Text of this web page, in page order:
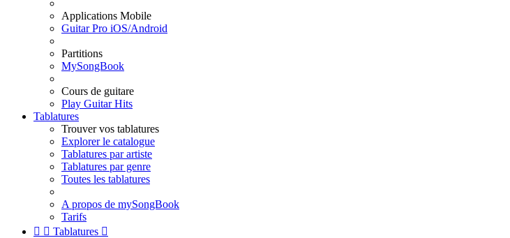
Applications Mobile
Guitar Pro iOS/Android
Partitions
MySongBook
Cours de guitare
Play Guitar Hits
Tablatures
Trouver vos tablatures
Explorer le catalogue
Tablatures par artiste
Tablatures par genre
Toutes les tablatures
A propos de mySongBook
Tarifs
  Tablatures 